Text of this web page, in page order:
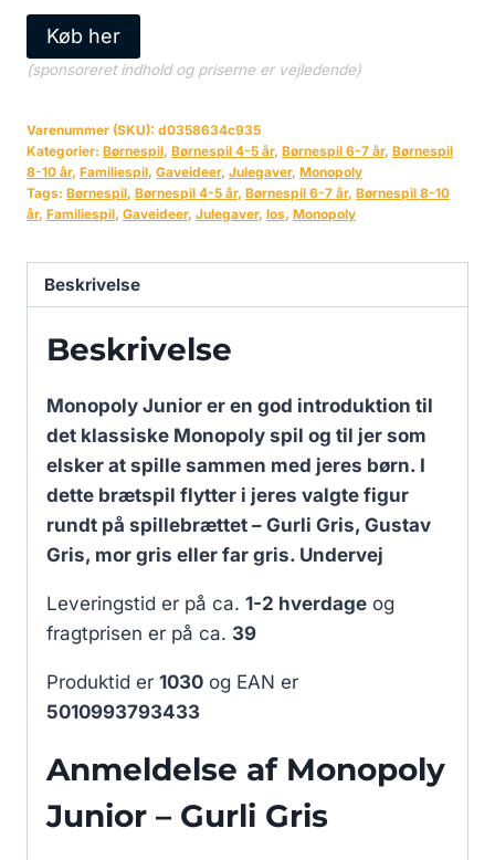
var:
199.00 kr..
Køb her
(sponsoreret indhold og priserne er vejledende)
Varenummer (SKU): d0358634c935
Kategorier: Børnespil, Børnespil 4-5 år, Børnespil 6-7 år, Børnespil
8-10 år, Familiespil, Gaveideer, Julegaver, Monopoly
Tags: Børnespil, Børnespil 4-5 år, Børnespil 6-7 år, Børnespil 8-10
år, Familiespil, Gaveideer, Julegaver, los, Monopoly
Beskrivelse
Beskrivelse
Monopoly Junior er en god introduktion til
det klassiske Monopoly spil og til jer som
elsker at spille sammen med jeres børn. I
dette brætspil flytter i jeres valgte figur
rundt på spillebrættet – Gurli Gris, Gustav
Gris, mor gris eller far gris. Undervej
Leveringstid er på ca. 1-2 hverdage og
fragtprisen er på ca. 39
Produktid er 1030 og EAN er
5010993793433
Anmeldelse af Monopoly
Junior – Gurli Gris